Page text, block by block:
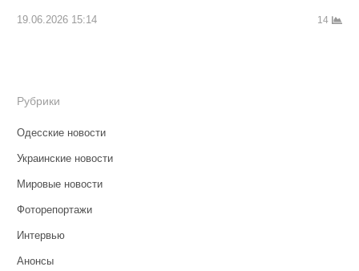
19.06.2026 15:14 14
Рубрики
Одесские новости
Украинские новости
Мировые новости
Фоторепортажи
Интервью
Анонсы